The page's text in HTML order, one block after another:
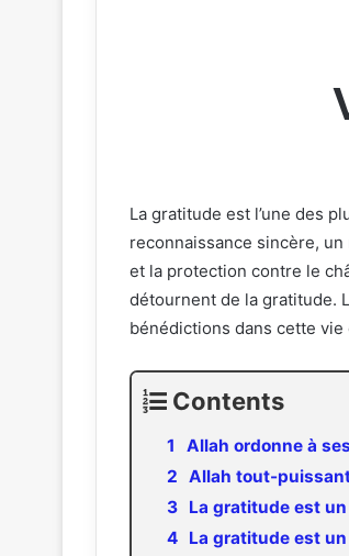
La gratitude est l’une des
reconnaissance sincère,
et la protection contre le
détournent de la gratitude.
bénédictions dans cette vie
Contents
Allah ordonne à
Allah tout-
La gratitude est
La gratitude est